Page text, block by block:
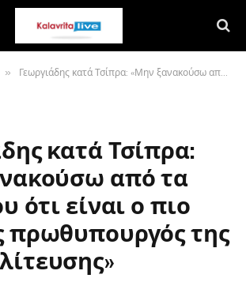
» Γεωργιάδης κατά Τσίπρα: «Μην ξανακούσω από τα χείλη του ότι είναι ο πιο καθαρός πρωθυπουργός της Μεταπολίτευσης»
κατά Τσίπρα:
από τα
ότι είναι ο πιο
πρωθυπουργός της